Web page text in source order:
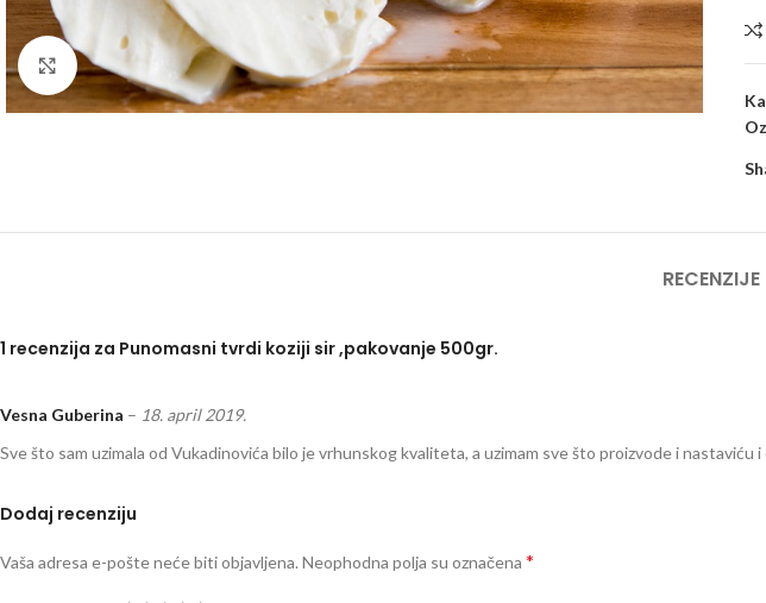
Kliknite za uvećanje
1 recenzija za Punomasni tvrdi koziji sir ,pakovanje 500gr.
Vesna Guberina – 18. april 2019.
Sve što sam uzimala od Vukadinovića bilo je vrhunskog kvaliteta, a uzimam sve što proizvode i
Dodaj recenziju
Vaša adresa e-pošte neće biti objavljena.Neophodna polja su označena *